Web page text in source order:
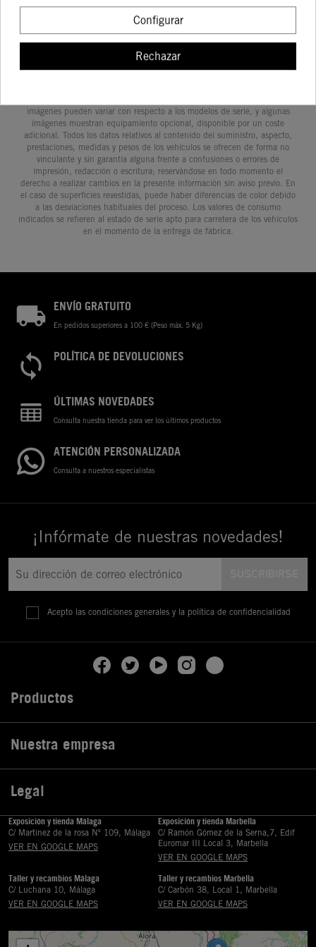
imágenes pueden variar con respecto a los modelos de serie, y algunas
imágenes muestran equipamiento opcional, disponible por un coste
adicional. Todos los datos relativos al contenido del suministro, aspecto,
prestaciones, medidas y pesos de los vehículos se ofrecen de forma no
vinculante y sin garantía alguna frente a confusiones o errores de
impresión, redacción o escritura; reservándose en todo momento el
derecho a realizar cambios en la presente información sin aviso previo. En
el caso de superficies revestidas, puede haber diferencias de color debido
a las desviaciones habituales del proceso. Los valores de consumo
indicados se refieren al estado de serie apto para carretera de los vehículos
en el momento de la entrega de fábrica.
ENVÍO GRATUITO
En pedidos superiores a 100 € (Peso máx. 5 Kg)
POLÍTICA DE DEVOLUCIONES
ÚLTIMAS NOVEDADES
Consulta nuestra tienda para ver los últimos productos
ATENCIÓN PERSONALIZADA
Consulta a nuestros especialistas
¡Infórmate de nuestras novedades!
Acepto las condiciones generales y la política de confidencialidad
Productos
Nuestra empresa
Legal
Exposición y tienda Málaga
C/ Martinez de la rosa Nº 109, Málaga
VER EN GOOGLE MAPS
Exposición y tienda Marbella
C/ Ramón Gómez de la Serna,7, Edif
Euromar III Local 3, Marbella
VER EN GOOGLE MAPS
Taller y recambios Málaga
C/ Luchana 10, Málaga
VER EN GOOGLE MAPS
Taller y recambios Marbella
C/ Carbón 38, Local 1, Marbella
VER EN GOOGLE MAPS
Configurar
Rechazar